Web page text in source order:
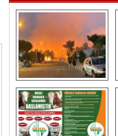
Aliağa ‘da  otluk
alanda çıkan
yangın evlere
sıçramadan
söndürüldü